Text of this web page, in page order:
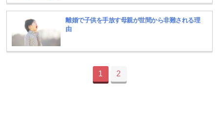
離婚で子供を手放す母親が世間から非難される理
由
1 2